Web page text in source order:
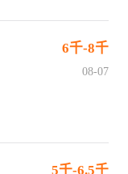
6千-8千
08-07
5千-6.5千